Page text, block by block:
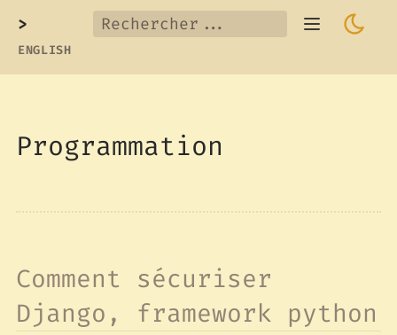
>
ENGLISH
Programmation
Comment sécuriser
Django, framework python